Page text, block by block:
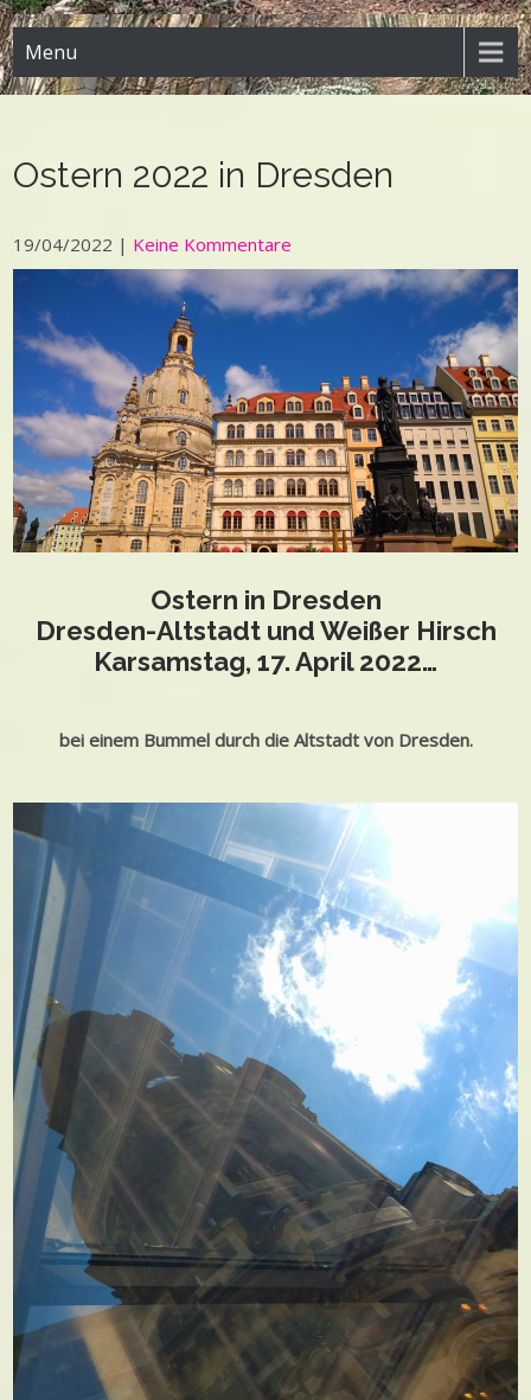
Menu
Ostern 2022 in Dresden
19/04/2022 | Keine Kommentare
Ostern in Dresden
Dresden-Altstadt und Weißer Hirsch
Karsamstag, 17. April 2022…
bei einem Bummel durch die Altstadt von Dresden.